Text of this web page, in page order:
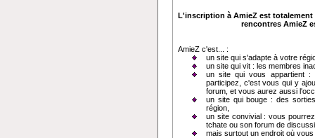
L'inscription à AmieZ est
rencontres AmieZ
AmieZ c'est... :
un site qui s'adapte à votre
un site qui vit : les membres
un site qui vous appartient
participez, c'est vous qui y
forum, et vous aurez aussi
un site qui bouge : des
région,
un site convivial : vous
tchate ou son forum de
mais surtout un endroit où